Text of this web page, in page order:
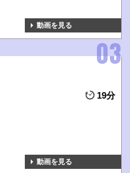
動画を見る
19分
動画を見る